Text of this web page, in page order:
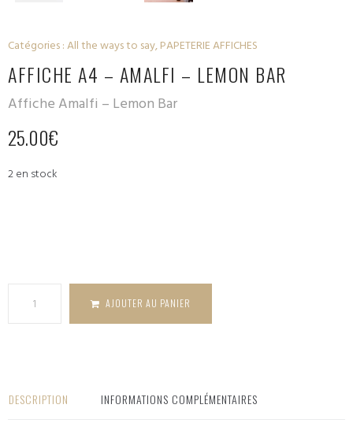
Catégories :All the ways to say,PAPETERIE AFFICHES
AFFICHE A4 – AMALFI – LEMON BAR
Affiche Amalfi – Lemon Bar
25.00€
2 en stock
AJOUTER AU PANIER
DESCRIPTION INFORMATIONS COMPLÉMENTAIRES